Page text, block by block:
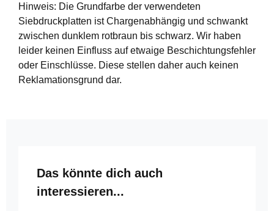
Hinweis: Die Grundfarbe der verwendeten
Siebdruckplatten ist Chargenabhängig und schwankt
zwischen dunklem rotbraun bis schwarz. Wir haben
leider keinen Einfluss auf etwaige Beschichtungsfehler
oder Einschlüsse. Diese stellen daher auch keinen
Reklamationsgrund dar.
Produktgalerie überspringen
Das könnte dich auch
interessieren...